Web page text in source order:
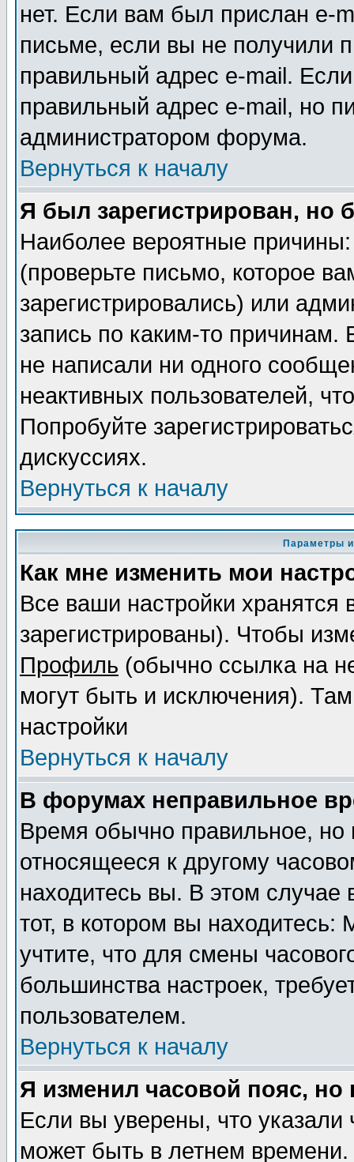
нет. Если вам был прислан e-
письме, если вы не получили
правильный адрес e-mail.
правильный адрес e-mail, но
администратором форума.
Вернуться к началу
Я был зарегистрирован, но
Наиболее вероятные
(проверьте письмо, которое
зарегистрировались) или
запись по каким-то
не написали ни одного
неактивных пользователей,
Попробуйте
дискуссиях.
Вернуться к началу
Параметры
Как мне изменить мои
Все ваши настройки
зарегистрированы). Чтобы
Профиль (обычно ссылка на
могут быть и исключения).
настройки
Вернуться к началу
В форумах неправильное
Время обычно правильное,
относящееся к другому
находитесь вы. В этом
тот, в котором вы
учтите, что для смены
большинства настроек,
пользователем.
Вернуться к началу
Я изменил часовой пояс,
Если вы уверены, что указали
может быть в летнем